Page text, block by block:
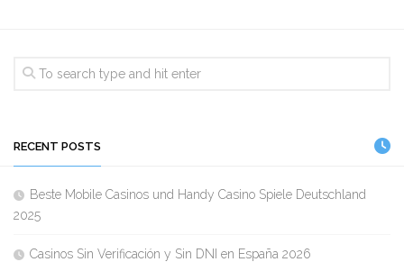
RECENT POSTS
Beste Mobile Casinos und Handy Casino Spiele Deutschland
2025
Casinos Sin Verificación y Sin DNI en España 2026